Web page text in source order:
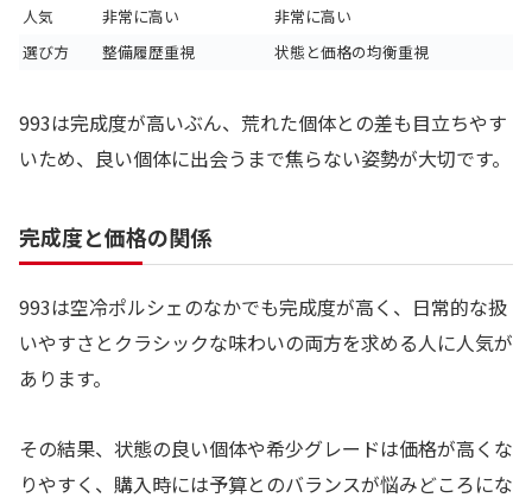
人気
非常に高い
非常に高い
選び方
整備履歴重視 状態と価格の均衡重視
993は完成度が高いぶん、荒れた個体との差も目立ちやす
いため、良い個体に出会うまで焦らない姿勢が大切です。
完成度と価格の関係
993は空冷ポルシェのなかでも完成度が高く、日常的な扱
いやすさとクラシックな味わいの両方を求める人に人気が
あります。
その結果、状態の良い個体や希少グレードは価格が高くな
りやすく、購入時には予算とのバランスが悩みどころにな